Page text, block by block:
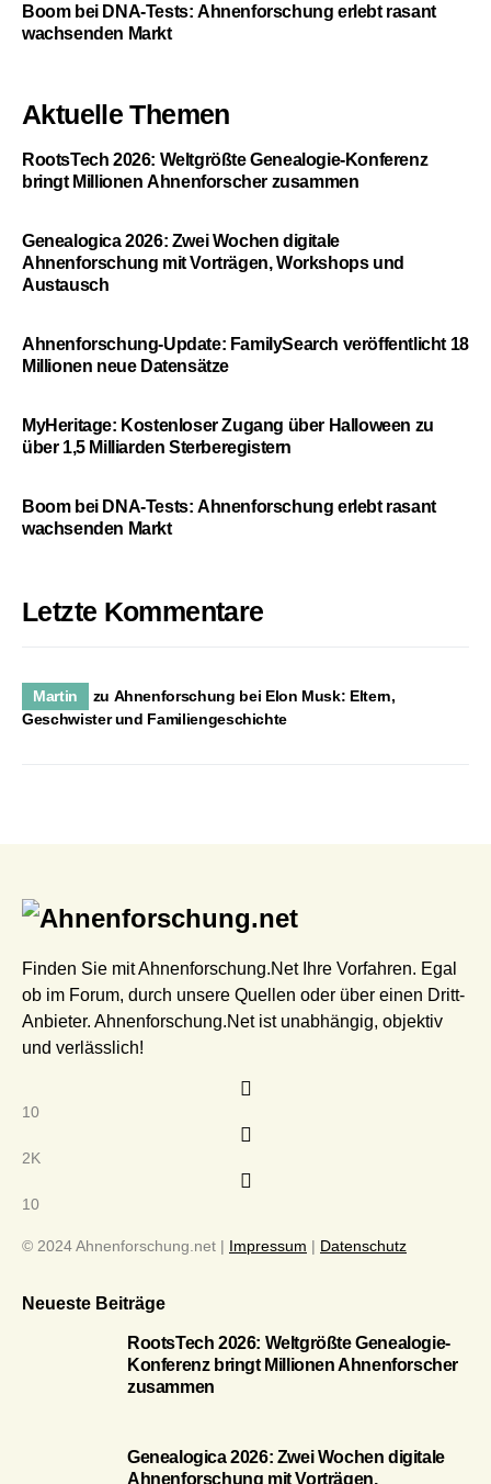
Boom bei DNA-Tests: Ahnenforschung erlebt rasant
wachsenden Markt
Aktuelle Themen
RootsTech 2026: Weltgrößte Genealogie-Konferenz
bringt Millionen Ahnenforscher zusammen
Genealogica 2026: Zwei Wochen digitale
Ahnenforschung mit Vorträgen, Workshops und
Austausch
Ahnenforschung-Update: FamilySearch veröffentlicht 18
Millionen neue Datensätze
MyHeritage: Kostenloser Zugang über Halloween zu
über 1,5 Milliarden Sterberegistern
Boom bei DNA-Tests: Ahnenforschung erlebt rasant
wachsenden Markt
Letzte Kommentare
Martin zu Ahnenforschung bei Elon Musk: Eltern,
Geschwister und Familiengeschichte
Finden Sie mit Ahnenforschung.Net Ihre Vorfahren. Egal
ob im Forum, durch unsere Quellen oder über einen Dritt-
Anbieter. Ahnenforschung.Net ist unabhängig, objektiv
und verlässlich!
10
2K
10
© 2024 Ahnenforschung.net | Impressum | Datenschutz
Neueste Beiträge
RootsTech 2026: Weltgrößte Genealogie-
Konferenz bringt Millionen Ahnenforscher
zusammen
Genealogica 2026: Zwei Wochen digitale
Ahnenforschung mit Vorträgen,